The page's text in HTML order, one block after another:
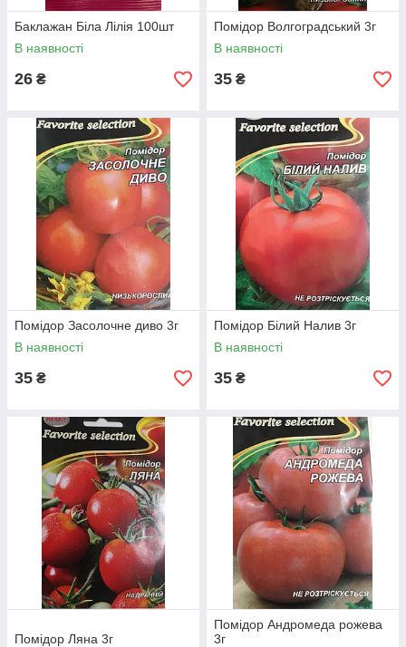
Баклажан Біла Лілія 100шт
В наявності
26 ₴
Помідор Волгоградський 3г
В наявності
35 ₴
Помідор Засолочне диво 3г
В наявності
35 ₴
Помідор Білий Налив 3г
В наявності
35 ₴
Помідор Ляна 3г
Помідор Андромеда рожева
3г